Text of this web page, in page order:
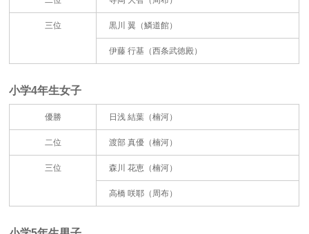
三位 黒川 翼（鱗道館）
伊藤 行基（西条武徳殿）
小学4年生女子
優勝 日浅 結葉（楠河）
二位 渡部 真優（楠河）
三位 森川 花恵（楠河）
高橋 咲耶（周布）